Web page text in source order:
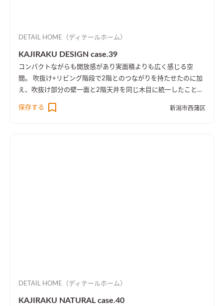
DETAIL HOME（ディテールホーム）
KAJIRAKU DESIGN case.39
コンパクトながらも開放感があり実面積よりも広く感じる空
間。 吹抜け+リビング階段で2階とのつながりを持たせたのに加
え、吹抜け部分の壁一面と2階天井を同じ木目に統一したことに
より、1階・2階の一体感を演出しました。 趣味のピアノ室は、
楽譜を整理する本棚を壁一面に設け、屋外への防音効果も担って
保存する 新潟市西蒲区
DETAIL HOME（ディテールホーム）
KAJIRAKU NATURAL case.40